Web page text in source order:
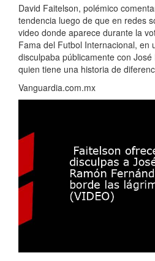
David Faitelson, polémico
tendencia luego de que en redes
video donde aparece durante la
Fama del Futbol Internacional, en
disculpaba públicamente con
quien tiene una historia de
Vanguardia.com.mx